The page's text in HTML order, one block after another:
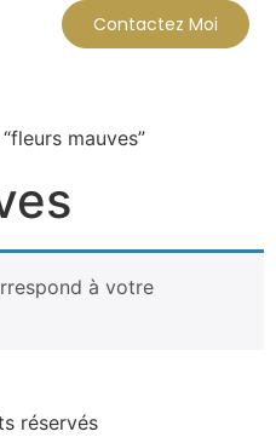
Contactez Moi
mauves”
à votre
réservés